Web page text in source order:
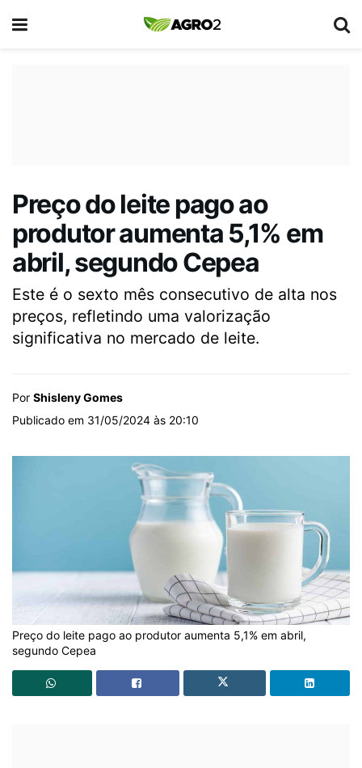
Preço do leite pago ao
produtor aumenta 5,1% em
abril, segundo Cepea
Este é o sexto mês consecutivo de alta nos
preços, refletindo uma valorização
significativa no mercado de leite.
Por Shisleny Gomes
Publicado em 31/05/2024 às 20:10
Preço do leite pago ao produtor aumenta 5,1% em abril,
segundo Cepea